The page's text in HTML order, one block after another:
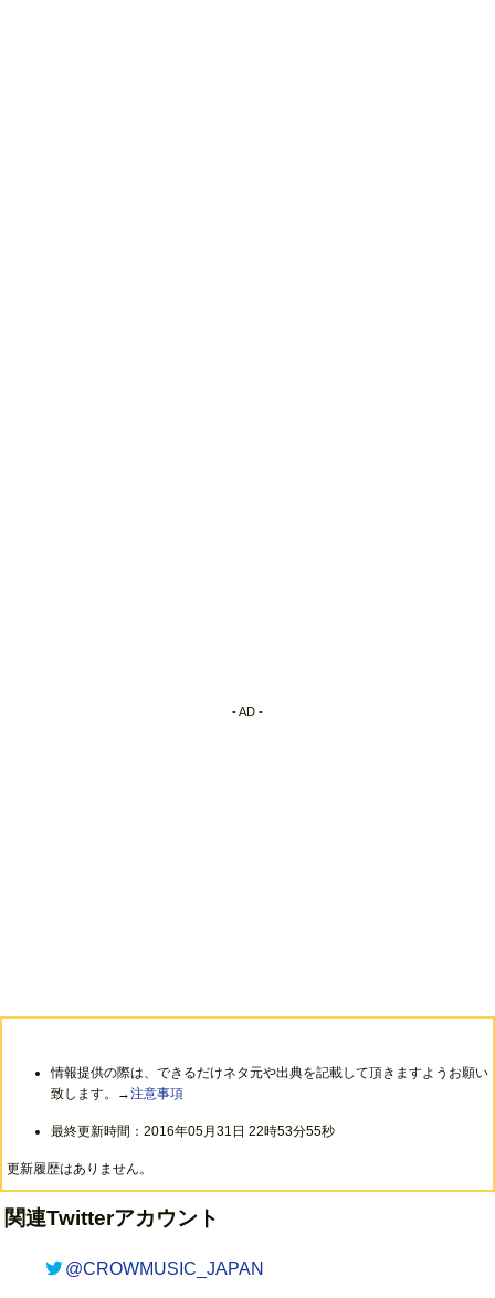
- AD -
情報提供の際は、できるだけネタ元や出典を記載して頂きますようお願い
致します。→注意事項
最終更新時間：2016年05月31日 22時53分55秒
更新履歴はありません。
関連Twitterアカウント
@CROWMUSIC_JAPAN